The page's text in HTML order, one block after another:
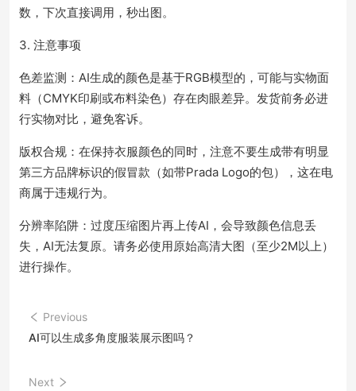
数，下次直接调用，秒出图。
3. 注意事项
色差监测：AI生成的颜色是基于RGB模型的，可能与实物面
料（CMYK印刷或布料染色）存在肉眼差异。发货前务必进
行实物对比，避免客诉。
版权合规：在保持衣服颜色的同时，注意不要生成带有明显
第三方品牌标识的假冒款（如带Prada Logo的包），这在电
商属于违规行为。
分辨率陷阱：过度压缩图片再上传AI，会导致颜色信息丢
失，AI无法复原。请务必使用原始高清大图（至少2M以上）
进行操作。
Previous
AI可以生成多角度服装展示图吗？
Next